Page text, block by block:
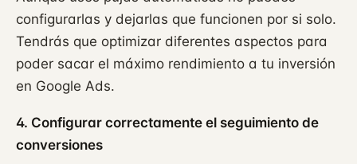
configurarlas y dejarlas que funcionen por si solo.
Tendrás que optimizar diferentes aspectos para
poder sacar el máximo rendimiento a tu inversión
en Google Ads.
4. Configurar correctamente el seguimiento de
conversiones